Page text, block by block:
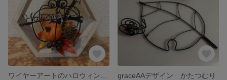
graceAAデザイン かたつむり